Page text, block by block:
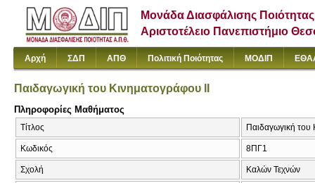
Μονάδα Διασφάλισης Ποιότητας
Αριστοτέλειο Πανεπιστήμιο
Αρχή ΣΔΠ ΑΠΘ Πολιτική Ποιότητας ΜΟΔΙΠ
Παιδαγωγική του Κινηματογράφου ΙΙ
Πληροφορίες Μαθήματος
Τίτλος Παιδαγωγική του
Κωδικός 8ΠΓ1
Σχολή Καλών Τεχνών